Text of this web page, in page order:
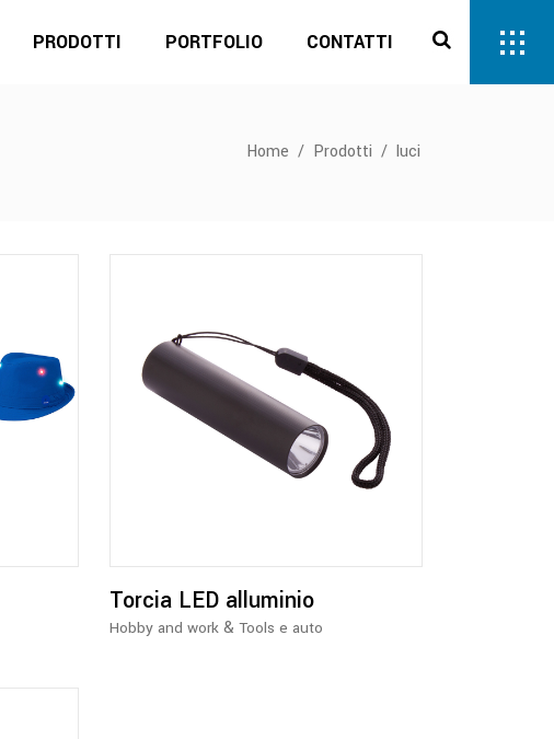
PRODOTTI PORTFOLIO CONTATTI
Home / Prodotti / luci
Torcia LED alluminio
Hobby and work &Tools e auto